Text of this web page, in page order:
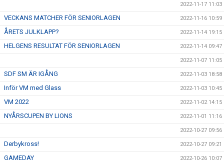
2022-11-17 11:03
VECKANS MATCHER FÖR SENIORLAGEN 2022-11-16 10:59
ÅRETS JULKLAPP? 2022-11-14 19:15
HELGENS RESULTAT FÖR SENIORLAGEN 2022-11-14 09:47
2022-11-07 11:05
SDF SM ÄR IGÅNG 2022-11-03 18:58
Inför VM med Glass 2022-11-03 10:45
VM 2022 2022-11-02 14:15
NYÅRSCUPEN BY LIONS 2022-11-01 11:16
2022-10-27 09:56
Derbykross! 2022-10-27 09:21
GAMEDAY 2022-10-26 10:07